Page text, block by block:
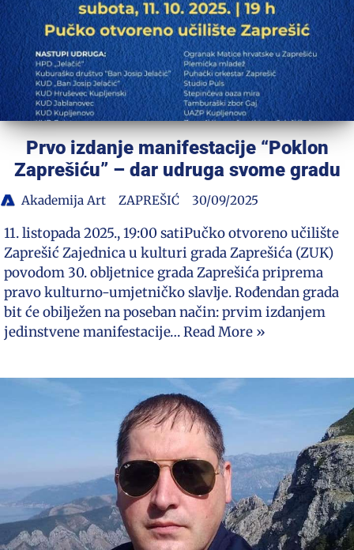
Prvo izdanje manifestacije “Poklon
Zaprešiću” – dar udruga svome gradu
Akademija Art ZAPREŠIĆ 30/09/2025
11. listopada 2025., 19:00 satiPučko otvoreno učilište
Zaprešić Zajednica u kulturi grada Zaprešića (ZUK)
povodom 30. obljetnice grada Zaprešića priprema
pravo kulturno-umjetničko slavlje. Rođendan grada
bit će obilježen na poseban način: prvim izdanjem
jedinstvene manifestacije…Read More »